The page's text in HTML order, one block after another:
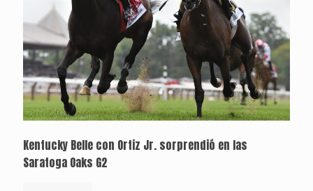
Kentucky Belle con Ortiz Jr. sorprendió en las
Saratoga Oaks G2